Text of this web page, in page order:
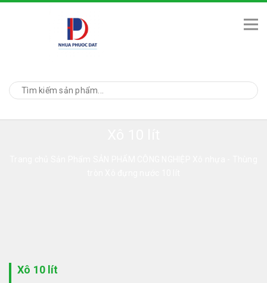
Xô 10 lít